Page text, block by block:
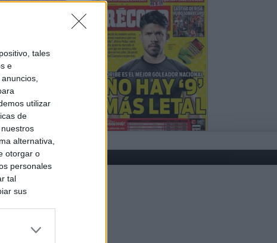
tales
e
utilizar
de
alternativa,
otorgar o
personales
tal
sus